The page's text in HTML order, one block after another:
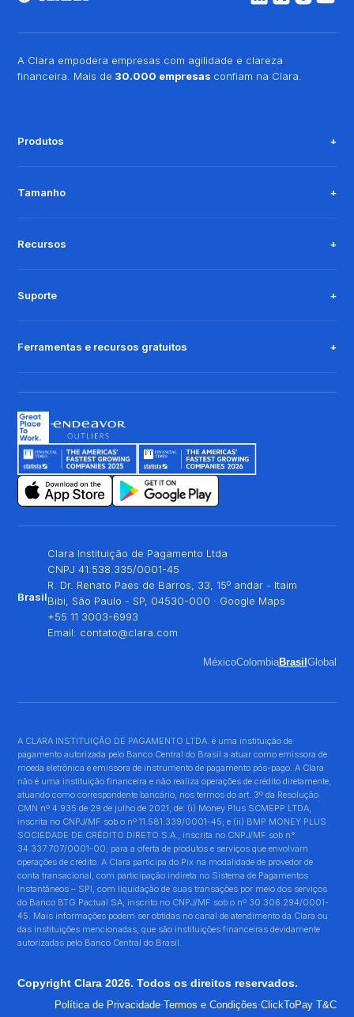
A Clara empodera empresas com agilidade e clareza
financeira. Mais de 30.000 empresas confiam na Clara.
Produtos
Tamanho
Recursos
Suporte
Ferramentas e recursos gratuitos
Brasil
Clara Instituição de Pagamento Ltda
CNPJ 41.538.335/0001-45
R. Dr. Renato Paes de Barros, 33, 15º andar - Itaim
Bibi, São Paulo - SP, 04530-000 · Google Maps
+55 11 3003-6993
Email: contato@clara.com
MéxicoColombiaBrasilGlobal
A CLARA INSTITUIÇÃO DE PAGAMENTO LTDA. é uma instituição de
pagamento autorizada pelo Banco Central do Brasil a atuar como emissora de
moeda eletrônica e emissora de instrumento de pagamento pós-pago. A Clara
não é uma instituição financeira e não realiza operações de crédito diretamente,
atuando como correspondente bancário, nos termos do art. 3º da Resolução
CMN nº 4.935 de 29 de julho de 2021, de: (i) Money Plus SCMEPP LTDA,
inscrita no CNPJ/MF sob o nº 11.581.339/0001-45; e (ii) BMP MONEY PLUS
SOCIEDADE DE CRÉDITO DIRETO S.A., inscrita no CNPJ/MF sob n°
34.337.707/0001-00, para a oferta de produtos e serviços que envolvam
operações de crédito. A Clara participa do Pix na modalidade de provedor de
conta transacional, com participação indireta no Sistema de Pagamentos
Instantâneos – SPI, com liquidação de suas transações por meio dos serviços
do Banco BTG Pactual SA, inscrito no CNPJ/MF sob o nº 30.306.294/0001-
45. Mais informações podem ser obtidas no canal de atendimento da Clara ou
das instituições mencionadas, que são instituições financeiras devidamente
autorizadas pelo Banco Central do Brasil.
Copyright Clara 2026. Todos os direitos reservados.
Política de Privacidade·Termos e Condições·ClickToPay T&C